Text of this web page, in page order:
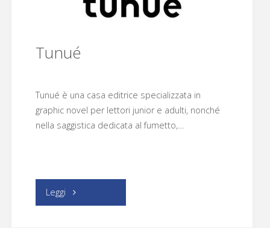
Tunué
Tunué è una casa editrice specializzata in
graphic novel per lettori junior e adulti, nonché
nella saggistica dedicata al fumetto,…
Leggi "Tunué"